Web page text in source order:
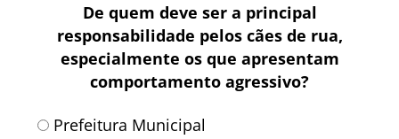
De quem deve ser a principal
responsabilidade pelos cães de rua,
especialmente os que apresentam
comportamento agressivo?
Prefeitura Municipal